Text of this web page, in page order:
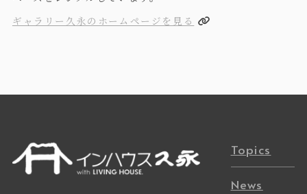
ギャラリー久永のホームページを見る
Topics
News